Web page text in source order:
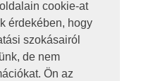
cookie-at
érdekében, hogy
szokásairól
de nem
Ön az